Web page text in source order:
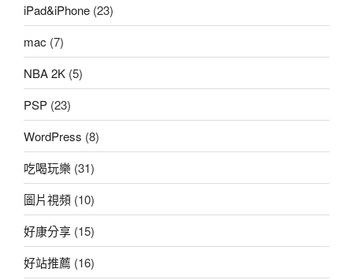
iPad&iPhone (23)
mac (7)
NBA 2K (5)
PSP (23)
WordPress (8)
吃喝玩樂 (31)
圖片視頻 (10)
好康分享 (15)
好站推薦 (16)